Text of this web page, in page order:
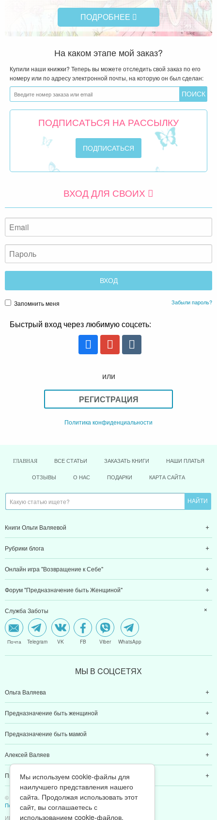
ПОДРОБНЕЕ
На каком этапе мой заказ?
Купили наши книжки? Теперь вы можете отследить свой заказ по его
номеру или по адресу электронной почты, на которую он был сделан:
ПОДПИСАТЬСЯ НА РАССЫЛКУ
ВХОД ДЛЯ СВОИХ
Запомнить меня Забыли пароль?
Быстрый вход через любимую соцсеть:
или
РЕГИСТРАЦИЯ
Политика конфиденциальности
ГЛАВНАЯ ВСЕ СТАТЬИ ЗАКАЗАТЬ КНИГИ НАШИ ПЛАТЬЯ
ОТЗЫВЫ О НАС ПОДАРКИ КАРТА САЙТА
Книги Ольги Валяевой
Рубрики блога
Онлайн игра "Возвращение к Себе"
Форум "Предназначение быть Женщиной"
Служба Заботы
Почта Telegram VK FB Viber WhatsApp
МЫ В CОЦCЕТЯХ
Ольга Валяева
Предназначение быть женщиной
Предназначение быть мамой
Алексей Валяев
Предназначение быть папой
© 2011-2026 Предназначение быть Женщиной
Политика конфиденциальности
ИП Валяев А. В. | ИНН 380111808709
Мы используем cookie-файлы для
наилучшего представления нашего
сайта. Продолжая использовать этот
сайт, вы соглашаетесь с
использованием cookie-файлов.